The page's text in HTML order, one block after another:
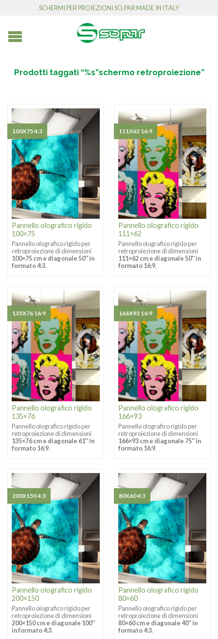
SCHERMI PER PROIEZIONI SO.PAR MADE IN ITALY
Prodotti taggati “%s”schermo retroproiezione”
Pannello olografico rigido
100×75
Pannello olografico rigido per
retroproiezione di dimensioni
100×75 cm e diagonale 50″ in
formato 4:3.
100X75 4:3
Pannello olografico rigido
111×62
Pannello olografico rigido per
retroproiezione di dimensioni
111×62 cm e diagonale 50″ in
formato 16:9.
111X62 16:9
Pannello olografico rigido
135×76
Pannello olografico rigido per
retroproiezione di dimensioni
135×76 cm e diagonale 61″ in
formato 16:9.
135X76 16:9
Pannello olografico rigido
166×93
Pannello olografico rigido per
retroproiezione di dimensioni
166×93 cm e diagonale 75″ in
formato 16:9.
166X93 16:9
Pannello olografico rigido
200×150
Pannello olografico rigido per
retroproiezione di dimensioni
200×150 cm e diagonale 100″
in formato 4:3.
200X150 4:3
Pannello olografico rigido
80×60
Pannello olografico rigido per
retroproiezione di dimensioni
80×60 cm e diagonale 40″ in
formato 4:3.
80X60 4:3